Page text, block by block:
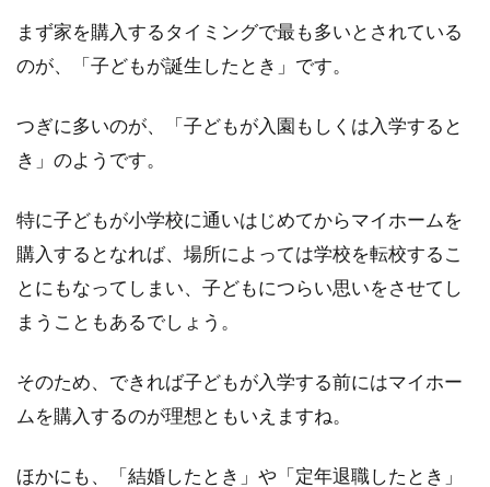
のがあります。中には、「ダイヤルの回し方が
複雑で、...
不動産投資といえば、1棟マンションや区分マ
ンションに投資するといったイメージがあるか
もしれません...
住み始めてから後悔したくない！ア
まず家を購入するタイミングで最も多いとされている
のが、「子どもが誕生したとき」です。
つぎに多いのが、「子どもが入園もしくは入学すると
き」のようです。
特に子どもが小学校に通いはじめてからマイホームを
購入するとなれば、場所によっては学校を転校するこ
とにもなってしまい、子どもにつらい思いをさせてし
まうこともあるでしょう。
そのため、できれば子どもが入学する前にはマイホー
ムを購入するのが理想ともいえますね。
ほかにも、「結婚したとき」や「定年退職したとき」